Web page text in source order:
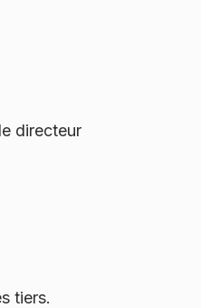
directeur
tiers.